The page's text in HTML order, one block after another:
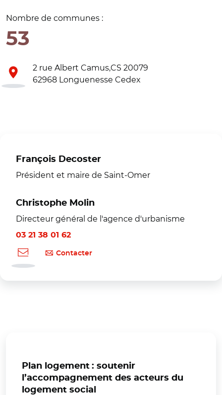
Nombre de communes :
53
2 rue Albert Camus,CS 20079
62968 Longuenesse Cedex
François Decoster
Président et maire de Saint-Omer
Christophe Molin
Directeur général de l'agence d'urbanisme
03 21 38 01 62
Contacter
Plan logement : soutenir
l’accompagnement des acteurs du
logement social